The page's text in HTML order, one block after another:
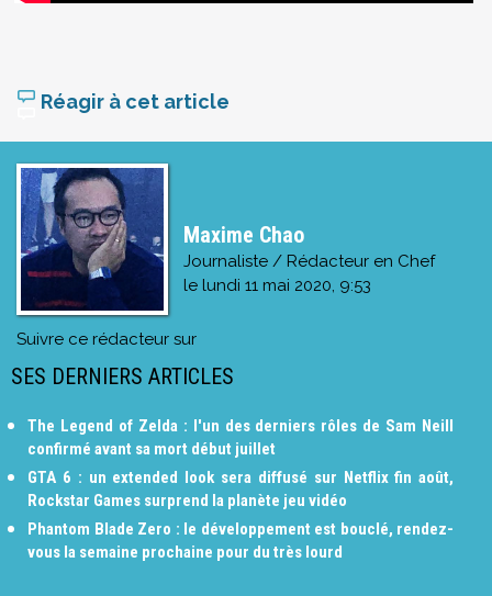
Réagir à cet article
Maxime Chao
Journaliste / Rédacteur en Chef
le lundi 11 mai 2020, 9:53
Suivre ce rédacteur sur
SES DERNIERS ARTICLES
The Legend of Zelda : l'un des derniers rôles de Sam Neill
confirmé avant sa mort début juillet
GTA 6 : un extended look sera diffusé sur Netflix fin août,
Rockstar Games surprend la planète jeu vidéo
Phantom Blade Zero : le développement est bouclé, rendez-
vous la semaine prochaine pour du très lourd